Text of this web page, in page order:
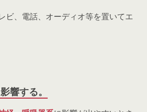
ビ、電話、オーディオ等を置いてエ
響する。